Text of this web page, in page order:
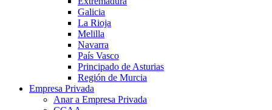
Galicia
La Rioja
Melilla
Navarra
País Vasco
Principado de Asturias
Región de Murcia
Empresa Privada
Anar a Empresa Privada